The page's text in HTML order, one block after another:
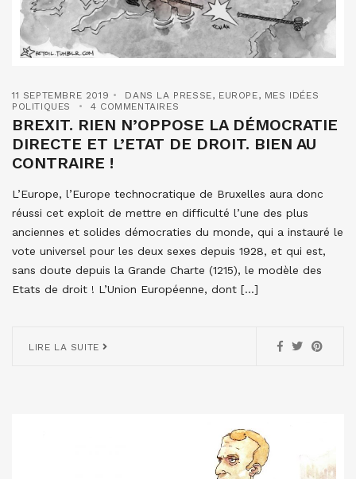
11 SEPTEMBRE 2019 DANS LA PRESSE, EUROPE, MES IDÉES
POLITIQUES
4 COMMENTAIRES
BREXIT. RIEN N’OPPOSE LA DÉMOCRATIE
DIRECTE ET L’ETAT DE DROIT. BIEN AU
CONTRAIRE !
L’Europe, l’Europe technocratique de Bruxelles aura donc
réussi cet exploit de mettre en difficulté l’une des plus
anciennes et solides démocraties du monde, qui a instauré le
vote universel pour les deux sexes depuis 1928, et qui est,
sans doute depuis la Grande Charte (1215), le modèle des
Etats de droit ! L’Union Européenne, dont […]
LIRE LA SUITE